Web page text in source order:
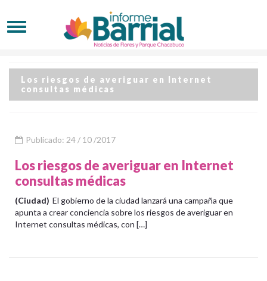
Los riesgos de averiguar en Internet
consultas médicas
Publicado: 24 / 10 /2017
Los riesgos de averiguar en Internet
consultas médicas
(Ciudad) El gobierno de la ciudad lanzará una campaña que
apunta a crear conciencia sobre los riesgos de averiguar en
Internet consultas médicas, con […]